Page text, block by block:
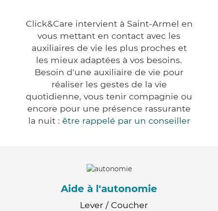
Click&Care intervient à Saint-Armel en
vous mettant en contact avec les
auxiliaires de vie les plus proches et
les mieux adaptées à vos besoins.
Besoin d'une auxiliaire de vie pour
réaliser les gestes de la vie
quotidienne, vous tenir compagnie ou
encore pour une présence rassurante
la nuit : être rappelé par un conseiller
Aide à l'autonomie
Lever / Coucher